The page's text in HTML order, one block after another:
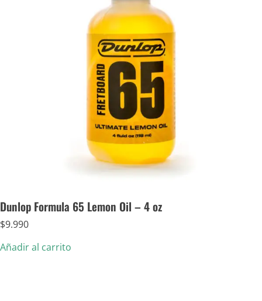
Dunlop Formula 65 Lemon Oil – 4 oz
$9.990
Añadir al carrito